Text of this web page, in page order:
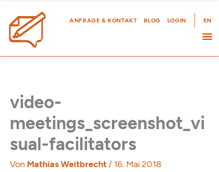
Inhalt
springen
ANFRAGE & KONTAKT BLOG LOGIN EN
video-
meetings_screenshot_vi
sual-facilitators
Von Mathias Weitbrecht/ 16. Mai 2018